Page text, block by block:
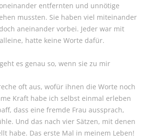
entfernten und unnötige
mussten. Sie haben viel miteinander
aneinander vorbei. Jeder war mit
hatte keine Worte dafür.
es genau so, wenn sie zu mir
oft aus, wofür ihnen die Worte noch
Kraft habe ich selbst einmal erleben
dass eine fremde Frau aussprach,
Und das nach vier Sätzen, mit denen
habe. Das erste Mal in meinem Leben!